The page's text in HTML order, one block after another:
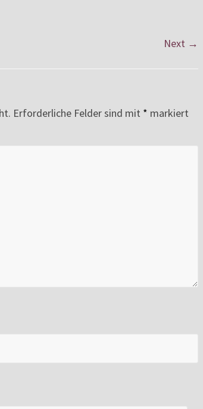
Next →
Erforderliche Felder sind mit * markiert